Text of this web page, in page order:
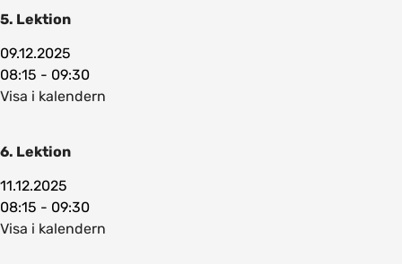
5. Lektion
09.12.2025
08:15 - 09:30
Visa i kalendern
6. Lektion
11.12.2025
08:15 - 09:30
Visa i kalendern